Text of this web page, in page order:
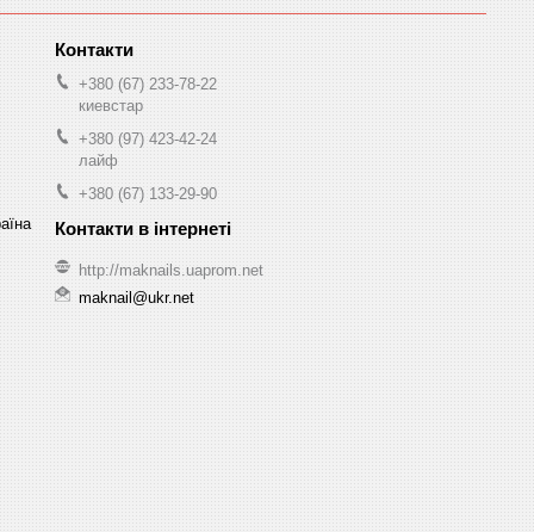
+380 (67) 233-78-22
киевстар
+380 (97) 423-42-24
лайф
+380 (67) 133-29-90
http://maknails.uaprom.net
maknail@ukr.net